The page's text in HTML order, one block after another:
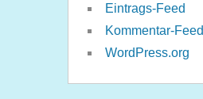
Eintrags-Feed
Kommentar-Feed
WordPress.org